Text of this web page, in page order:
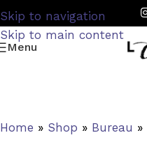
Skip to navigation
Skip to main content
Menu
Home » Shop » Bureau »